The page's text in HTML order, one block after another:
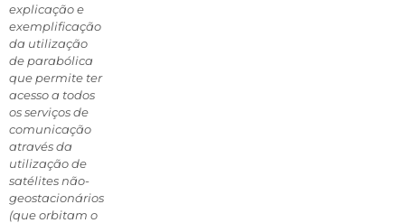
explicação e
exemplificação
da utilização
de parabólica
que permite ter
acesso a todos
os serviços de
comunicação
através da
utilização de
satélites não-
geostacionários
(que orbitam o